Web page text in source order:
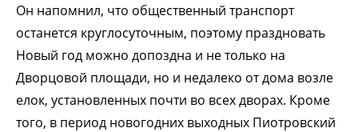
Он напомнил, что общественный транспорт
останется круглосуточным, поэтому праздновать
Новый год можно допоздна и не только на
Дворцовой площади, но и недалеко от дома возле
елок, установленных почти во всех дворах. Кроме
того, в период новогодних выходных Пиотровский